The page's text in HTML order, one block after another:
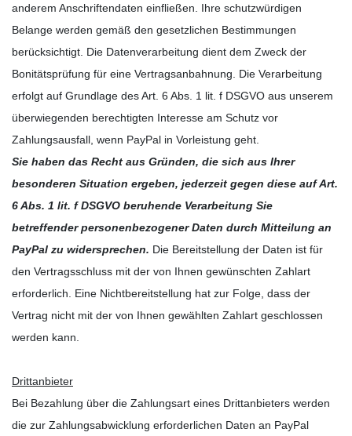
anderem Anschriftendaten einfließen. Ihre schutzwürdigen
Belange werden gemäß den gesetzlichen Bestimmungen
berücksichtigt. Die Datenverarbeitung dient dem Zweck der
Bonitätsprüfung für eine Vertragsanbahnung. Die Verarbeitung
erfolgt auf Grundlage des Art. 6 Abs. 1 lit. f DSGVO aus unserem
überwiegenden berechtigten Interesse am Schutz vor
Zahlungsausfall, wenn PayPal in Vorleistung geht.
Sie haben das Recht aus Gründen, die sich aus Ihrer
besonderen Situation ergeben, jederzeit gegen diese auf Art.
6 Abs. 1 lit. f DSGVO beruhende Verarbeitung Sie
betreffender personenbezogener Daten durch Mitteilung an
PayPal zu widersprechen. Die Bereitstellung der Daten ist für
den Vertragsschluss mit der von Ihnen gewünschten Zahlart
erforderlich. Eine Nichtbereitstellung hat zur Folge, dass der
Vertrag nicht mit der von Ihnen gewählten Zahlart geschlossen
werden kann.
Drittanbieter
Bei Bezahlung über die Zahlungsart eines Drittanbieters werden
die zur Zahlungsabwicklung erforderlichen Daten an PayPal